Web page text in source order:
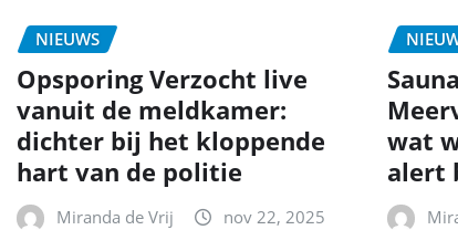
NIEUWS
Opsporing Verzocht live
vanuit de meldkamer:
dichter bij het kloppende
hart van de politie
Miranda de Vrij nov 22, 2025
wat
alert